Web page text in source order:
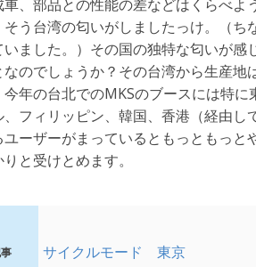
車、部品との性能の差などはくらべよ
そう台湾の匂いがしましたっけ。（
いました。）その国の独特な匂いが
なのでしょうか？その台湾から生産
今年の台北でのMKSのブースには特
、フィリッピン、韓国、香港（経由
ーザーがまっているともっともっ
と受けとめます。
サイクルモード 東京